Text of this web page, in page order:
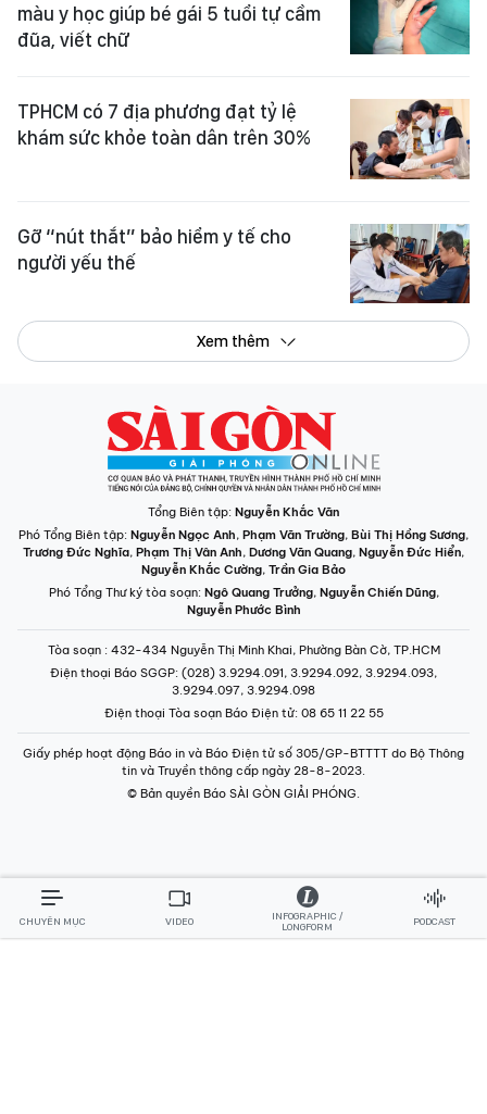
màu y học giúp bé gái 5 tuổi tự cầm
đũa, viết chữ
TPHCM có 7 địa phương đạt tỷ lệ
khám sức khỏe toàn dân trên 30%
Gỡ “nút thắt” bảo hiểm y tế cho
người yếu thế
Xem thêm
Tổng Biên tập: Nguyễn Khắc Văn
Phó Tổng Biên tập: Nguyễn Ngọc Anh, Phạm Văn Trường, Bùi Thị Hồng Sương,
Trương Đức Nghĩa, Phạm Thị Vân Anh, Dương Văn Quang, Nguyễn Đức Hiển,
Nguyễn Khắc Cường, Trần Gia Bảo
Phó Tổng Thư ký tòa soạn: Ngô Quang Trưởng, Nguyễn Chiến Dũng,
Nguyễn Phước Bình
Tòa soạn : 432-434 Nguyễn Thị Minh Khai, Phường Bàn Cờ, TP.HCM
Điện thoại Báo SGGP: (028) 3.9294.091, 3.9294.092, 3.9294.093,
3.9294.097, 3.9294.098
Điện thoại Tòa soạn Báo Điện tử: 08 65 11 22 55
Giấy phép hoạt động Báo in và Báo Điện tử số 305/GP-BTTTT do Bộ Thông
tin và Truyền thông cấp ngày 28-8-2023.
© Bản quyền Báo SÀI GÒN GIẢI PHÓNG.
CHUYÊN MỤC VIDEO
INFOGRAPHIC /
LONGFORM
PODCAST